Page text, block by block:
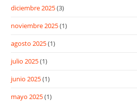
diciembre 2025(3)
noviembre 2025(1)
agosto 2025(1)
julio 2025(1)
junio 2025(1)
mayo 2025(1)